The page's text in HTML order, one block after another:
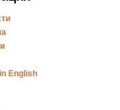
English